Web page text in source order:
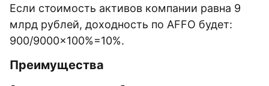
Если стоимость активов компании равна 9
млрд рублей, доходность по AFFO будет:
900/9000×100%=10%.
Преимущества